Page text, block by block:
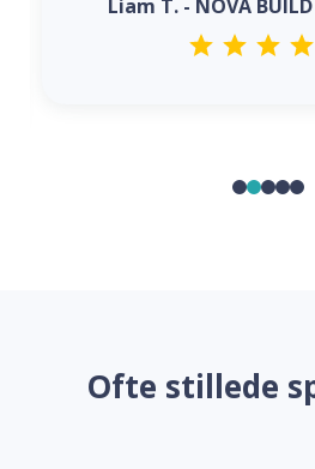
Liam T. - NOVA
Ofte stillede